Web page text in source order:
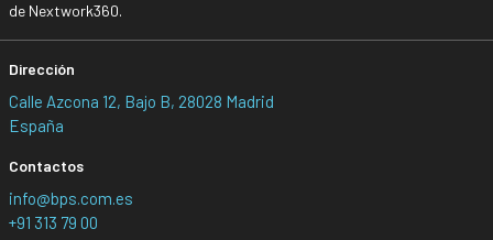
de Nextwork360.
Dirección
Calle Azcona 12, Bajo B, 28028 Madrid
España
Contactos
info@bps.com.es
+91 313 79 00